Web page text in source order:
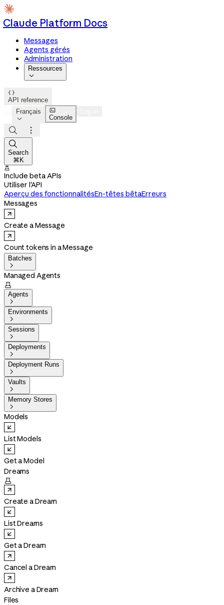
Claude Platform Docs
Messages
Agents gérés
Administration
Ressources


API reference
Français


Console



Search
⌘K

Include beta APIs
Utiliser l'API
Aperçu des fonctionnalitésEn-têtes bêtaErreurs
Messages
Create a Message
Count tokens in a Message
Batches

Managed Agents

Agents

Environments

Sessions

Deployments

Deployment Runs

Vaults

Memory Stores

Models
List Models
Get a Model
Dreams

Create a Dream
List Dreams
Get a Dream
Cancel a Dream
Archive a Dream
Files